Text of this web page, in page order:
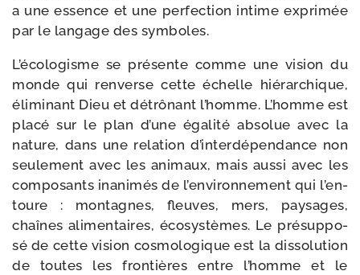
a une essence et une per­fec­tion intime expri­mée
par le lan­gage des symboles.
L’écologisme se pré­sente comme une vision du
monde qui ren­verse cette échelle hié­rar­chique,
éli­mi­nant Dieu et détrô­nant l’homme. L’homme est
pla­cé sur le plan d’une éga­li­té abso­lue avec la
nature, dans une rela­tion d’in­ter­dé­pen­dance non
seule­ment avec les ani­maux, mais aus­si avec les
com­po­sants inani­més de l’en­vi­ron­ne­ment qui l’en­
toure : mon­tagnes, fleuves, mers, pay­sages,
chaînes ali­men­taires, éco­sys­tèmes. Le pré­sup­po­
sé de cette vision cos­mo­lo­gique est la dis­so­lu­tion
de toutes les fron­tières entre l’homme et le